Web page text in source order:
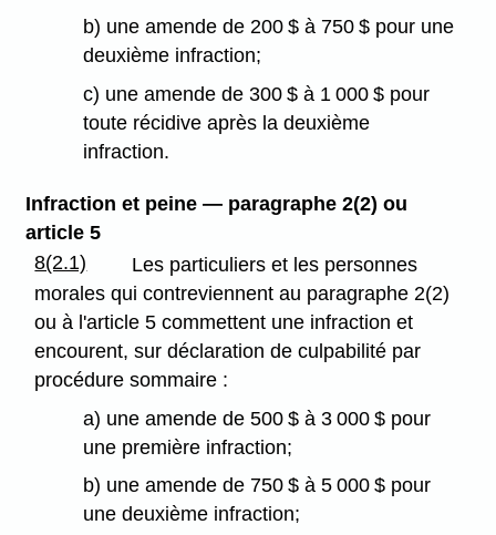
b) une amende de 200 $ à 750 $ pour une
deuxième infraction;
c) une amende de 300 $ à 1 000 $ pour
toute récidive après la deuxième
infraction.
Infraction et peine — paragraphe 2(2) ou
article 5
8(2.1)
Les particuliers et les personnes
morales qui contreviennent au paragraphe 2(2)
ou à l'article 5 commettent une infraction et
encourent, sur déclaration de culpabilité par
procédure sommaire :
a) une amende de 500 $ à 3 000 $ pour
une première infraction;
b) une amende de 750 $ à 5 000 $ pour
une deuxième infraction;